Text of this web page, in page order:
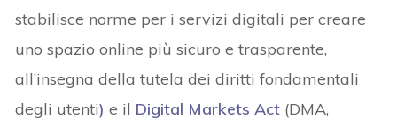
stabilisce norme per i servizi digitali per creare
uno spazio online più sicuro e trasparente,
all’insegna della tutela dei diritti fondamentali
degli utenti) e il Digital Markets Act (DMA,